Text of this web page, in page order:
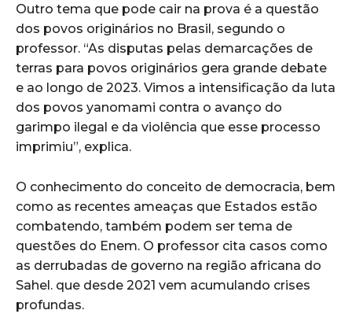
Outro tema que pode cair na prova é a questão
dos povos originários no Brasil, segundo o
professor. “As disputas pelas demarcações de
terras para povos originários gera grande debate
e ao longo de 2023. Vimos a intensificação da luta
dos povos yanomami contra o avanço do
garimpo ilegal e da violência que esse processo
imprimiu”, explica.
O conhecimento do conceito de democracia, bem
como as recentes ameaças que Estados estão
combatendo, também podem ser tema de
questões do Enem. O professor cita casos como
as derrubadas de governo na região africana do
Sahel. que desde 2021 vem acumulando crises
profundas.